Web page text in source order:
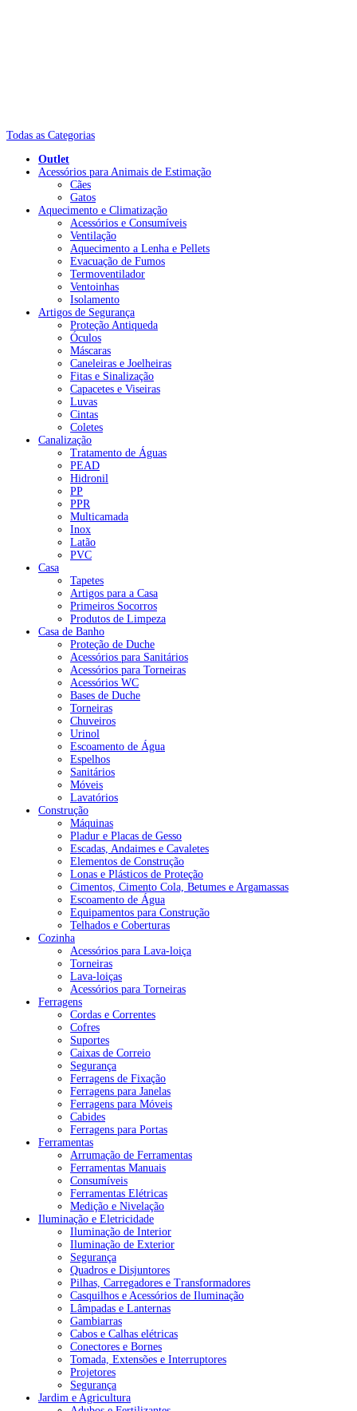
Todas as Categorias
Outlet
Acessórios para Animais de Estimação
Cães
Gatos
Aquecimento e Climatização
Acessórios e Consumíveis
Ventilação
Aquecimento a Lenha e Pellets
Evacuação de Fumos
Termoventilador
Ventoinhas
Isolamento
Artigos de Segurança
Proteção Antiqueda
Óculos
Máscaras
Caneleiras e Joelheiras
Fitas e Sinalização
Capacetes e Viseiras
Luvas
Cintas
Coletes
Canalização
Tratamento de Águas
PEAD
Hidronil
PP
PPR
Multicamada
Inox
Latão
PVC
Casa
Tapetes
Artigos para a Casa
Primeiros Socorros
Produtos de Limpeza
Casa de Banho
Proteção de Duche
Acessórios para Sanitários
Acessórios para Torneiras
Acessórios WC
Bases de Duche
Torneiras
Chuveiros
Urinol
Escoamento de Água
Espelhos
Sanitários
Móveis
Lavatórios
Construção
Máquinas
Pladur e Placas de Gesso
Escadas, Andaimes e Cavaletes
Elementos de Construção
Lonas e Plásticos de Proteção
Cimentos, Cimento Cola, Betumes e Argamassas
Escoamento de Água
Equipamentos para Construção
Telhados e Coberturas
Cozinha
Acessórios para Lava-loiça
Torneiras
Lava-loiças
Acessórios para Torneiras
Ferragens
Cordas e Correntes
Cofres
Suportes
Caixas de Correio
Segurança
Ferragens de Fixação
Ferragens para Janelas
Ferragens para Móveis
Cabides
Ferragens para Portas
Ferramentas
Arrumação de Ferramentas
Ferramentas Manuais
Consumíveis
Ferramentas Elétricas
Medição e Nivelação
Iluminação e Eletricidade
Iluminação de Interior
Iluminação de Exterior
Segurança
Quadros e Disjuntores
Pilhas, Carregadores e Transformadores
Casquilhos e Acessórios de Iluminação
Lâmpadas e Lanternas
Gambiarras
Cabos e Calhas elétricas
Conectores e Bornes
Tomada, Extensões e Interruptores
Projetores
Segurança
Jardim e Agricultura